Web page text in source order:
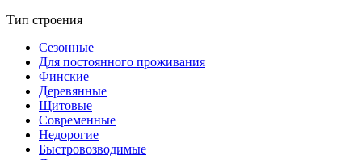
Тип строения
Сезонные
Для постоянного проживания
Финские
Деревянные
Щитовые
Современные
Недорогие
Быстровозводимые